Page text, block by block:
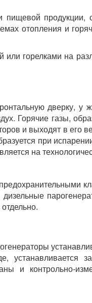
продукции,
отопления и
или горелками на
дверку, у
Горячие газы,
и выходят в его
при
на
устанавливается
и контрольно-